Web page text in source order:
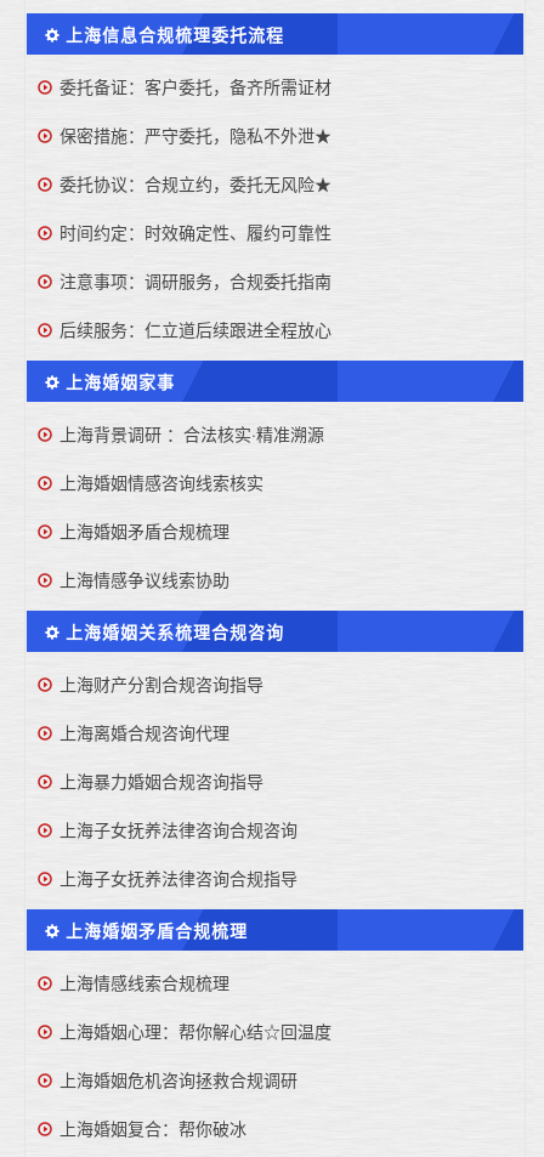
上海信息合规梳理委托流程
委托备证：客户委托，备齐所需证材
保密措施：严守委托，隐私不外泄★
委托协议：合规立约，委托无风险★
时间约定：时效确定性、履约可靠性
注意事项：调研服务，合规委托指南
后续服务：仁立道后续跟进全程放心
上海婚姻家事
上海背景调研 ：合法核实·精准溯源
上海婚姻情感咨询线索核实
上海婚姻矛盾合规梳理
上海情感争议线索协助
上海婚姻关系梳理合规咨询
上海财产分割合规咨询指导
上海离婚合规咨询代理
上海暴力婚姻合规咨询指导
上海子女抚养法律咨询合规咨询
上海子女抚养法律咨询合规指导
上海婚姻矛盾合规梳理
上海情感线索合规梳理
上海婚姻心理：帮你解心结☆回温度
上海婚姻危机咨询拯救合规调研
上海婚姻复合：帮你破冰